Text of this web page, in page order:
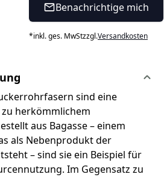
Benachrichtige mich
*inkl. ges. MwStzzgl.Versandkosten
sind eine
herkömmlichem
aus Bagasse – einem
als Nebenprodukt der
– sind sie ein Beispiel für
Im Gegensatz zu